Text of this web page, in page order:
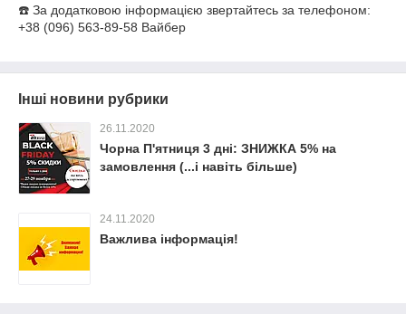
☎️ За додатковою інформацією звертайтесь за телефоном:
+38 (096) 563-89-58 Вайбер
Інші новини рубрики
26.11.2020
Чорна П'ятниця 3 дні: ЗНИЖКА 5% на
замовлення (...і навіть більше)
24.11.2020
Важлива інформація!